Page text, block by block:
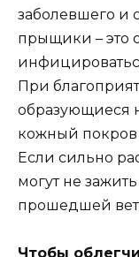
заболевшего и
прыщики – это
При
образующиеся
кожный покров
Если сильно
могут не
прошедшей
Чтобы